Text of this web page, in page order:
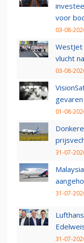
voor
03-08-
vlucht
03-08-
01-08-
31-07-
31-07-
31-07-